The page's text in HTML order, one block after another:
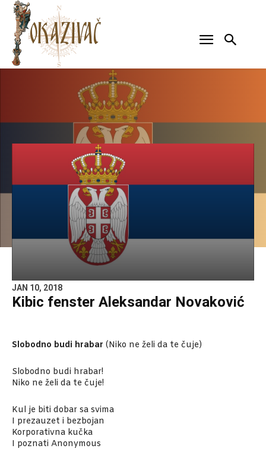
JAN 10, 2018
Kibic fenster Aleksandar Novaković
Slobodno budi hrabar (Niko ne želi da te čuje)
Slobodno budi hrabar!
Niko ne želi da te čuje!
Kul je biti dobar sa svima
I prezauzet i bezbojan
Korporativna kučka
I poznati Anonymous